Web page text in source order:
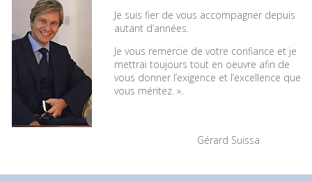
Je suis fier de vous accompagner depuis
autant d’années.
Je vous remercie de votre confiance et je
mettrai toujours tout en oeuvre afin de
vous donner l’exigence et l’excellence que
vous méritez. ».
Gérard Suissa